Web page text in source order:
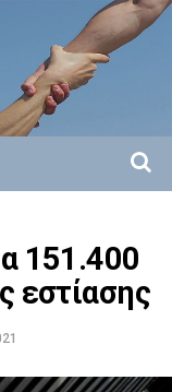
151.400
εστίασης